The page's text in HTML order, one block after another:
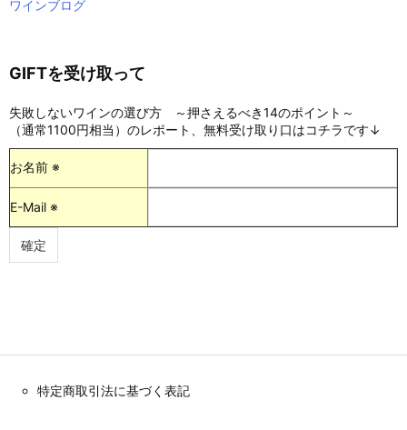
ワインブログ
GIFTを受け取って
失敗しないワインの選び方 ～押さえるべき14のポイント～
（通常1100円相当）のレポート、無料受け取り口はコチラです↓
お名前 ※
E-Mail ※
特定商取引法に基づく表記